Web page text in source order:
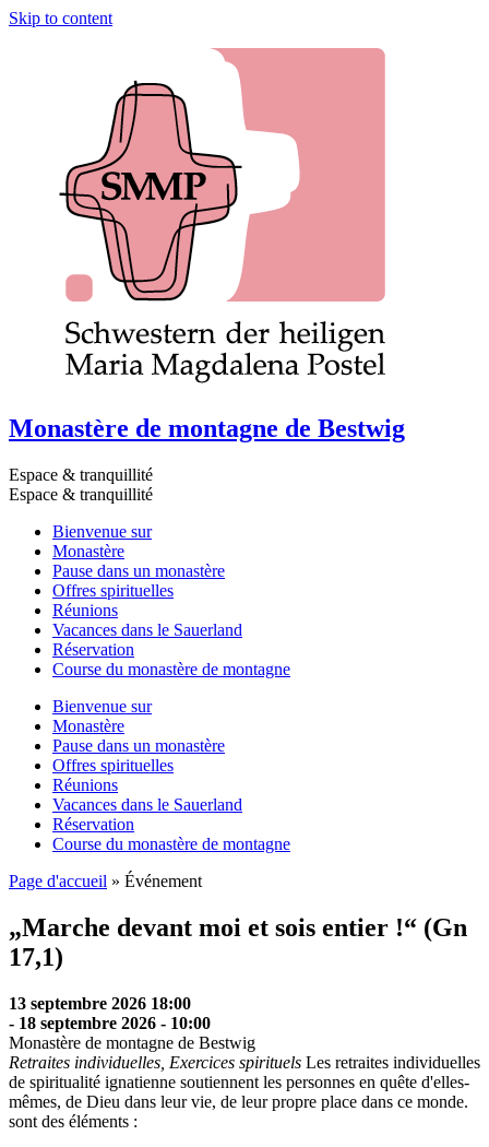
Skip to content
Monastère de montagne de Bestwig
Espace & tranquillité
Espace & tranquillité
Bienvenue sur
Monastère
Pause dans un monastère
Offres spirituelles
Réunions
Vacances dans le Sauerland
Réservation
Course du monastère de montagne
Bienvenue sur
Monastère
Pause dans un monastère
Offres spirituelles
Réunions
Vacances dans le Sauerland
Réservation
Course du monastère de montagne
Page d'accueil » Événement
„Marche devant moi et sois entier !“ (Gn
17,1)
13 septembre 2026 18:00
- 18 septembre 2026 - 10:00
Monastère de montagne de Bestwig
Retraites individuelles, Exercices spirituels Les retraites individuelles
de spiritualité ignatienne soutiennent les personnes en quête d'elles-
mêmes, de Dieu dans leur vie, de leur propre place dans ce monde.
sont des éléments :